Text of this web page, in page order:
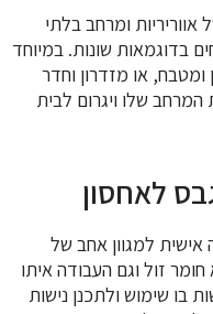
ומרחב בלתי
בדוגמאות שונות. במיוחד
או מזדרון וחדר
שלו ויגרום לבית
לאחסון
אישית למגוון אחב של
זול וגם העבודה איתו
בו שימוש ולתכנן נישות